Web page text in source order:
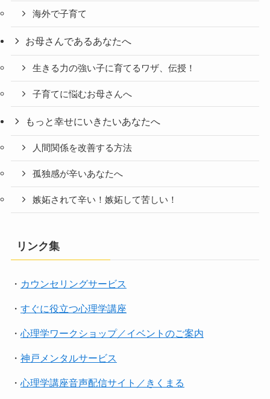
海外で子育て
お母さんであるあなたへ
生きる力の強い子に育てるワザ、伝授！
子育てに悩むお母さんへ
もっと幸せにいきたいあなたへ
人間関係を改善する方法
孤独感が辛いあなたへ
嫉妬されて辛い！嫉妬して苦しい！
リンク集
・ カウンセリングサービス
・ すぐに役立つ心理学講座
・ 心理学ワークショップ／イベントのご案内
・ 神戸メンタルサービス
・ 心理学講座音声配信サイト／きくまる